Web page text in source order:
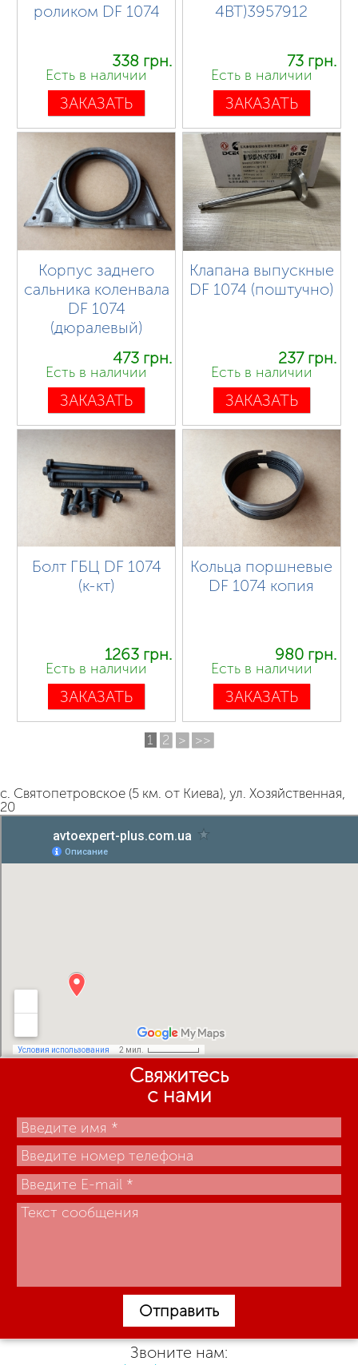
роликом DF 1074
338 грн.
Есть в наличии
ЗАКАЗАТЬ
4BT)3957912
73 грн.
Есть в наличии
ЗАКАЗАТЬ
Корпус заднего
сальника коленвала
DF 1074
(дюралевый)
473 грн.
Есть в наличии
ЗАКАЗАТЬ
Клапана выпускные
DF 1074 (поштучно)
237 грн.
Есть в наличии
ЗАКАЗАТЬ
Болт ГБЦ DF 1074
(к-кт)
1263 грн.
Есть в наличии
ЗАКАЗАТЬ
Кольца поршневые
DF 1074 копия
980 грн.
Есть в наличии
ЗАКАЗАТЬ
1 2 > >>
с. Святопетровское (5 км. от Киева), ул. Хозяйственная,
20
Свяжитесь
с нами
Отправить
Звоните нам: